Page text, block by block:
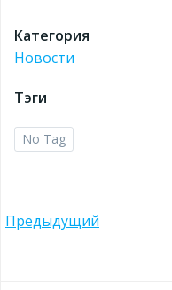
Категория
Новости
Тэги
No Tag
Навигация
Предыдущий